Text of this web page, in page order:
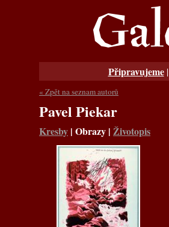
Připravujeme|
« Zpět na seznam autorů
Pavel Piekar
Kresby | Obrazy | Životopis